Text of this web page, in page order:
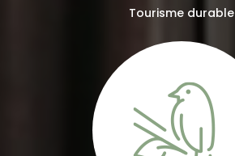
Tourisme durable